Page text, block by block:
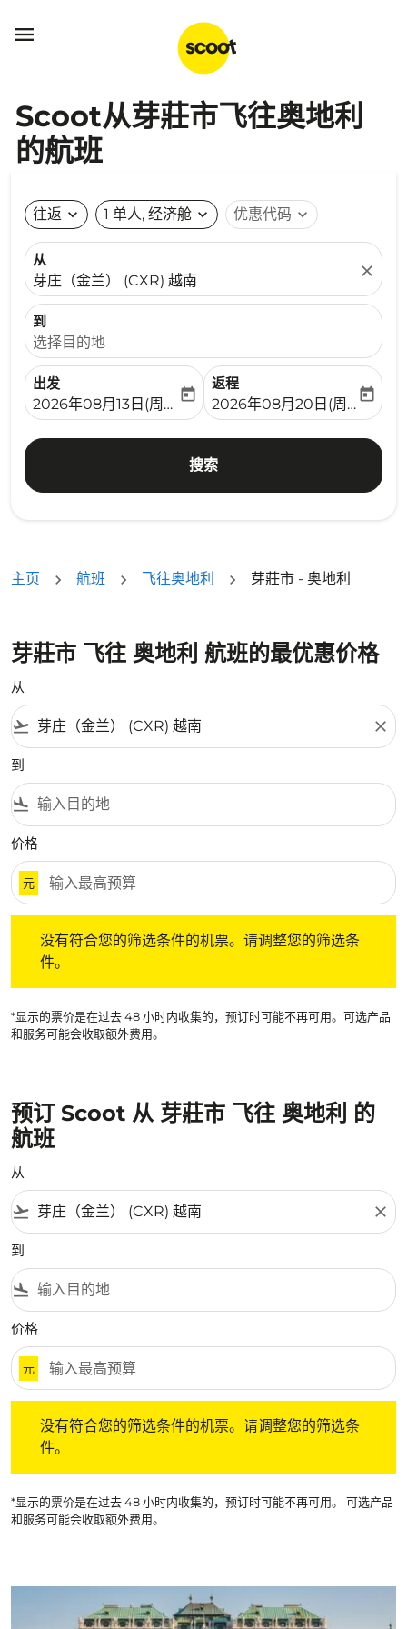

Scoot从芽莊市飞往奥地利
的航班
往返 expand_more 1 单人, 经济舱 expand_more 优惠代码 expand_more
从
芽庄（金兰） (CXR) 越南
close
到
选择目的地
出发
fc-booking-departure-date-aria-label
2026年08月13日(周四)
today
返程
fc-booking-return-date-
2026年08月20日(周四)
today
搜索
主页 航班 飞往奥地利 芽莊市 - 奥地利
芽莊市 飞往 奥地利 航班的最优惠价格
从
flight_takeoff close
到
flight_land
价格
元
没有符合您的筛选条件的机票。请调整您的筛选条
件。
*显示的票价是在过去 48 小时内收集的，预订时可能不再可用。可选产品
和服务可能会收取额外费用。
预订 Scoot 从 芽莊市 飞往 奥地利 的
航班
从
flight_takeoff close
到
flight_land
价格
元
没有符合您的筛选条件的机票。请调整您的筛选条
件。
*显示的票价是在过去 48 小时内收集的，预订时可能不再可用。 可选产品
和服务可能会收取额外费用。